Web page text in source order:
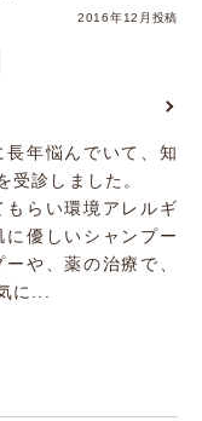
2016年12月投稿
年悩んでいて、知
受診しました。
らい環境アレルギ
優しいシャンプー
や、薬の治療で、
に...